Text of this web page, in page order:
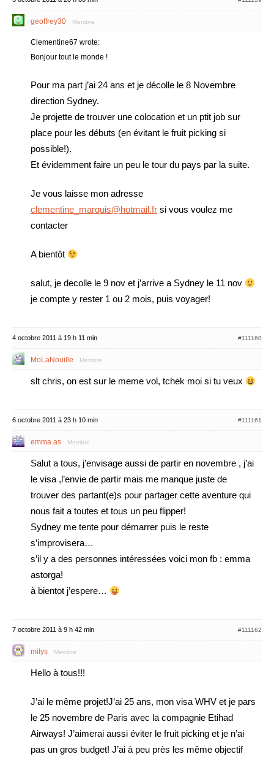
geoffrey30 Membre
Clementine67 wrote:
Bonjour tout le monde !
Pour ma part j’ai 24 ans et je décolle le 8 Novembre
direction Sydney.
Je projette de trouver une colocation et un ptit job sur
place pour les débuts (en évitant le fruit picking si
possible!).
Et évidemment faire un peu le tour du pays par la suite.
Je vous laisse mon adresse
clementine_marquis@hotmail.fr si vous voulez me
contacter
A bientôt
salut, je decolle le 9 nov et j’arrive a Sydney le 11 nov
je compte y rester 1 ou 2 mois, puis voyager!
4 octobre 2011 à 19 h 11 min #111160
MoLaNouille Membre
slt chris, on est sur le meme vol, tchek moi si tu veux
6 octobre 2011 à 23 h 10 min #111161
emma.as Membre
Salut a tous, j’envisage aussi de partir en novembre , j’ai
le visa ,l’envie de partir mais me manque juste de
trouver des partant(e)s pour partager cette aventure qui
nous fait a toutes et tous un peu flipper!
Sydney me tente pour démarrer puis le reste
s’improvisera…
s’il y a des personnes intéressées voici mon fb : emma
astorga!
à bientot j’espere…
7 octobre 2011 à 9 h 42 min #111162
milys Membre
Hello à tous!!!
J’ai le même projet!J’ai 25 ans, mon visa WHV et je pars
le 25 novembre de Paris avec la compagnie Etihad
Airways! J’aimerai aussi éviter le fruit picking et je n’ai
pas un gros budget! J’ai à peu près les même objectif